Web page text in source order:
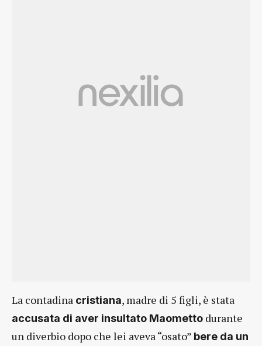
La contadina cristiana, madre di 5 figli, è stata
accusata di aver insultato Maometto durante
un diverbio dopo che lei aveva “osato” bere da un